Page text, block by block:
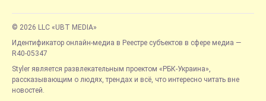
© 2026 LLC «UBT MEDIA»
Идентификатор онлайн-медиа в Реестре субъектов в сфере медиа —
R40-05347
Styler является развлекательным проектом «РБК-Украина»,
рассказывающим о людях, трендах и всё, что интересно читать вне
новостей.